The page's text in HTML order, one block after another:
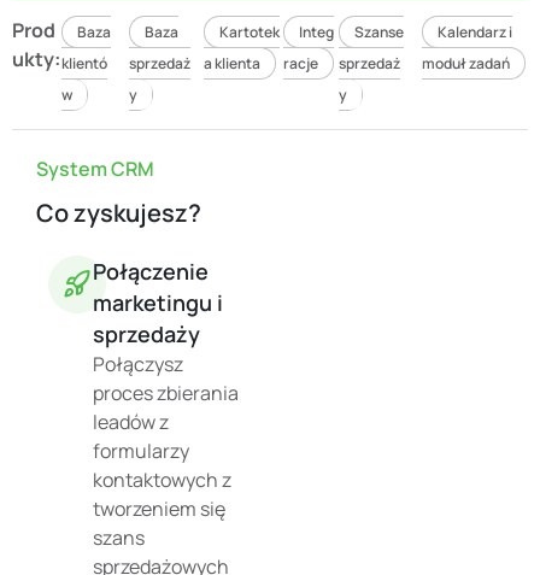
Prod
ukty:
Baza
klientó
w
Baza
sprzedaż
y
Kartotek
a klienta
Integ
racje
Szanse
sprzedaż
y
Kalendarz i
moduł zadań
System CRM
Co zyskujesz?
Połączenie
marketingu i
sprzedaży
Połączysz
proces zbierania
leadów z
formularzy
kontaktowych z
tworzeniem się
szans
sprzedażowych